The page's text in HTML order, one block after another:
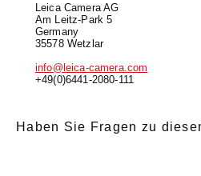
Leica Camera AG
Am Leitz-Park 5
Germany
35578 Wetzlar
info@leica-camera.com
+49(0)6441-2080-111
Haben Sie Fragen zu